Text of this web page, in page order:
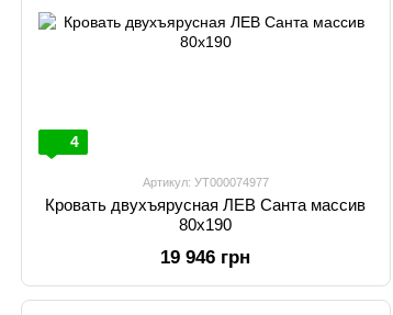
4
Артикул: УТ000074977
Кровать двухъярусная ЛЕВ Санта массив
80х190
19 946 грн